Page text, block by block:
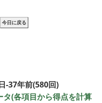
今日に戻る
-37年前(580回)
(各項目から得点を計算